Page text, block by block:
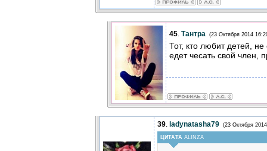
45. Тантра (23 Октября 2014
Тот, кто любит детей,
едет чесать свой член,
39. ladynatasha79 (23 Октября
ЦИТАТА ALINZA